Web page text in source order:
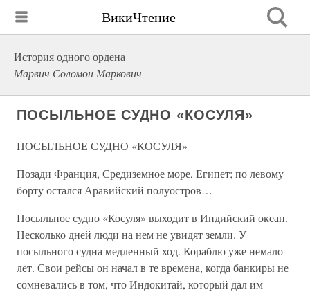
ВикиЧтение
История одного ордена
Марвич Соломон Маркович
ПОСЫЛЬНОЕ СУДНО «КОСУЛЯ»
ПОСЫЛЬНОЕ СУДНО «КОСУЛЯ»
Позади Франция, Средиземное море, Египет; по левому
борту остался Аравийский полуостров…
Посыльное судно «Косуля» выходит в Индийский океан.
Несколько дней люди на нем не увидят земли. У
посыльного судна медленный ход. Кораблю уже немало
лет. Свои рейсы он начал в те времена, когда банкиры не
сомневались в том, что Индокитай, который дал им